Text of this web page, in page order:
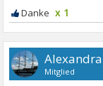
x 1
Mitglied